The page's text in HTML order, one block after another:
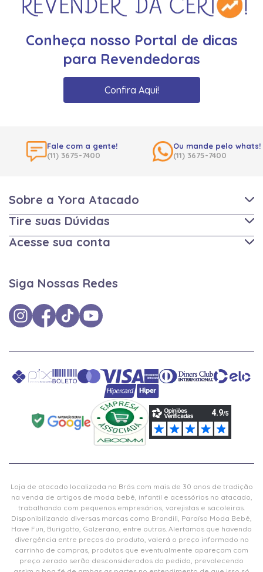
Conheça nosso Portal de dicas
para Revendedoras
Confira Aqui!
Fale com a gente!
(11) 3675-7400
Ou mande pelo whats!
(11) 3675-7400
Sobre a Yora Atacado
Tire suas Dúvidas
Acesse sua conta
Siga Nossas Redes
Loja de atacado localizada no Brás com mais de 30 anos de tradição
na venda de artigos de moda bebê, infantil e acessórios no atacado,
trabalhando com pequenos empresários, varejistas e sacoleiras.
Disponibilizando diversas marcas como Brandili, Paraíso Moda Bebê,
Have Fun, Burigotto, Galzerano, entre outras. Alertamos que havendo
divergência entre preços do produto, valerá o preço informado no
carrinho de compras, produtos que eventualmente apareçam com
preço zerado serão desconsiderados do pedido, prevalecendo